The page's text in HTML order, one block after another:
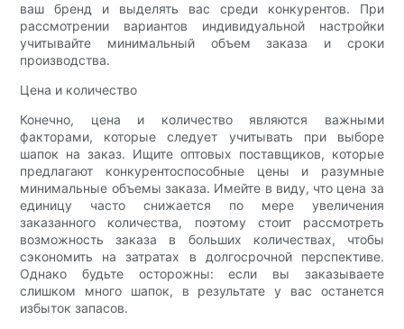
ваш бренд и выделять вас среди конкурентов. При
рассмотрении вариантов индивидуальной настройки
учитывайте минимальный объем заказа и сроки
производства.
Цена и количество
Конечно, цена и количество являются важными
факторами, которые следует учитывать при выборе
шапок на заказ. Ищите оптовых поставщиков, которые
предлагают конкурентоспособные цены и разумные
минимальные объемы заказа. Имейте в виду, что цена за
единицу часто снижается по мере увеличения
заказанного количества, поэтому стоит рассмотреть
возможность заказа в больших количествах, чтобы
сэкономить на затратах в долгосрочной перспективе.
Однако будьте осторожны: если вы заказываете
слишком много шапок, в результате у вас останется
избыток запасов.